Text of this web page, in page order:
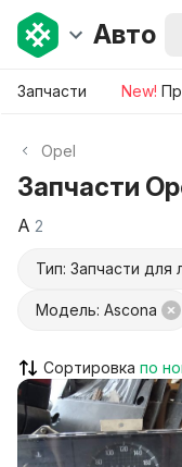
Авто
Запчасти New!
Opel
Запчасти
A 2
Модель: Ascona
Сортировка